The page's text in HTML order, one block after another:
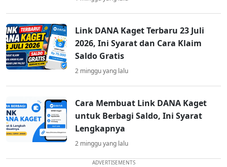
Link DANA Kaget Terbaru 23 Juli
2026, Ini Syarat dan Cara Klaim
Saldo Gratis
2 minggu yang lalu
Cara Membuat Link DANA Kaget
untuk Berbagi Saldo, Ini Syarat
Lengkapnya
2 minggu yang lalu
ADVERTISEMENTS